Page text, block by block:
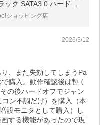
ック SATA3.0 ハードデ
ータ転送 UASP対応 3T
ル ドライ
ショッピング店
2026/3/12
、また失効してしまうPa
購入。動作確認後は暫く
の後ハードオフでジャン
ン不調だけ）を購入（本
設モニタとして購入）し
する機能があったので現